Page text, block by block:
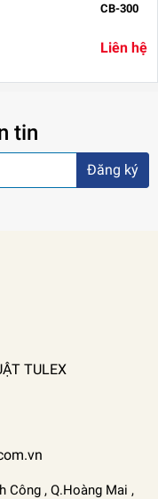
CB-300
Liên hệ
tin
Đăng ký
TULEX
Công , Q.Hoàng Mai ,